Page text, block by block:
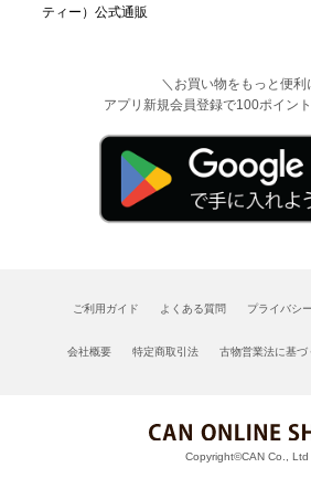
＼お買い物をもっと便利
アプリ新規会員登録で100ポイン
ご利用ガイド よくある質問 プライバシ
会社概要 特定商取引法 古物営業法に基づ
Copyright©CAN Co., Ltd